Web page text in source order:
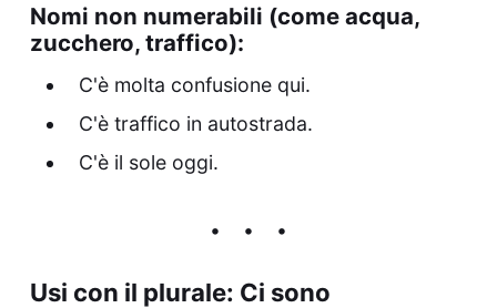
Nomi non numerabili (come acqua,
zucchero, traffico):
C'è molta confusione qui.
C'è traffico in autostrada.
C'è il sole oggi.
Usi con il plurale: Ci sono